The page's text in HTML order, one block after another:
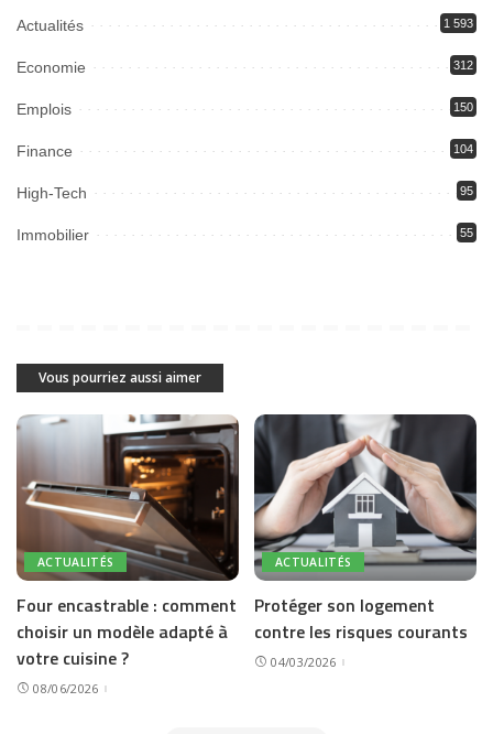
Actualités 1 593
Economie 312
Emplois 150
Finance 104
High-Tech 95
Immobilier 55
Vous pourriez aussi aimer
ACTUALITÉS
Four encastrable : comment
choisir un modèle adapté à
votre cuisine ?
08/06/2026
ACTUALITÉS
Protéger son logement
contre les risques courants
04/03/2026